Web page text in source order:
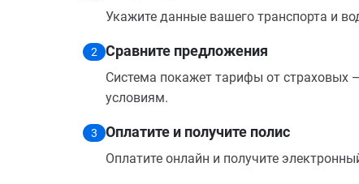
Укажите данные вашего транспорта и
2 Сравните предложения
Система покажет тарифы от страховых
условиям.
3 Оплатите и получите полис
Оплатите онлайн и получите